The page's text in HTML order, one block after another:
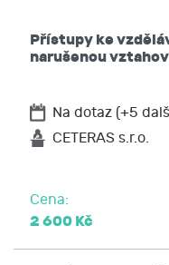
Přístupy ke
narušenou
Na dotaz (+5
CETERAS s.r.o.
Cena:
2 600 Kč